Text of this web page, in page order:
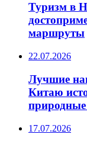
Туризм в
маршруты
22.07.2026
Лучшие
Китаю
природные
17.07.2026